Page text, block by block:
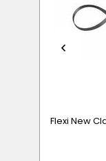
Flexi New